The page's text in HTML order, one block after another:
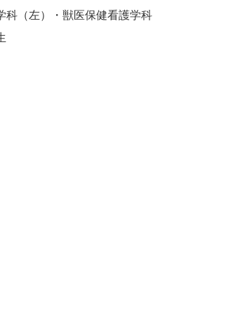
科（左）・獣医保健看護学科